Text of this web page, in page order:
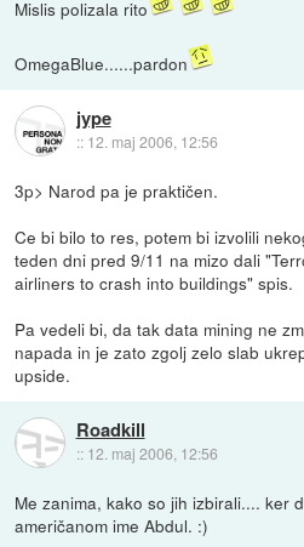
Mislis polizala rito
OmegaBlue......pardon
jype
:: 12. maj 2006, 12:56
3p> Narod pa je praktičen.
Ce bi bilo to res, potem bi izvolili
teden dni pred 9/11 na mizo dali
airliners to crash into buildings" spis.
Pa vedeli bi, da tak data mining ne
napada in je zato zgolj zelo slab
upside.
Roadkill
:: 12. maj 2006, 12:56
Me zanima, kako so jih izbirali.... ker
američanom ime Abdul. :)